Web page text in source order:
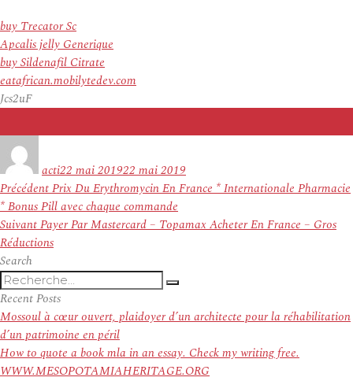
buy Trecator Sc
Apcalis jelly Generique
buy Sildenafil Citrate
eatafrican.mobilytedev.com
Jcs2uF
actile
22 mai 201922 mai 2019
Navigation
de
l’article
PrécédentArticle
précédent :
Prix Du Erythromycin En France * Internationale Pharmacie
* Bonus Pill avec chaque commande
SuivantArticle
suivant :
Payer Par Mastercard – Topamax Acheter En France – Gros
Réductions
Search
Recherche
pour
:
Recherche
Recent Posts
Mossoul à cœur ouvert, plaidoyer d’un architecte pour la réhabilitation
d’un patrimoine en péril
How to quote a book mla in an essay. Check my writing free.
WWW.MESOPOTAMIAHERITAGE.ORG